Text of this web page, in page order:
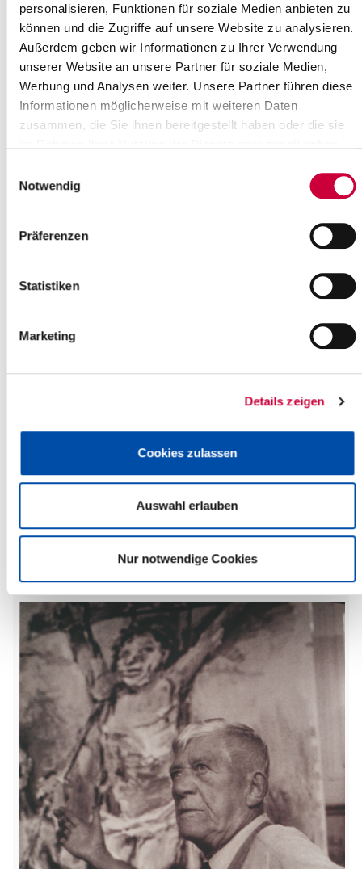
personalisieren, Funktionen für soziale Medien anbieten zu
können und die Zugriffe auf unsere Website zu analysieren.
Außerdem geben wir Informationen zu Ihrer Verwendung
unserer Website an unsere Partner für soziale Medien,
Werbung und Analysen weiter. Unsere Partner führen diese
Informationen möglicherweise mit weiteren Daten
zusammen, die Sie ihnen bereitgestellt haben oder die sie
Notwendig
Präferenzen
Statistiken
Marketing
Details zeigen
Cookies zulassen
Auswahl erlauben
Nur notwendige Cookies
Friday, 22.05.2026
(Detlefsen-Museum)
more info
der natürlichen Inszenierung im Museum betont in
Kellinghusen
Kellinghusen